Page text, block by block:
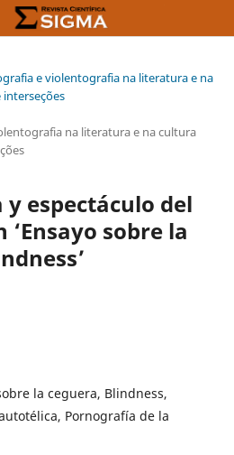
e violentografia na literatura e na
na literatura e na cultura
espectáculo del
sobre la
la ceguera, Blindness,
Pornografía de la